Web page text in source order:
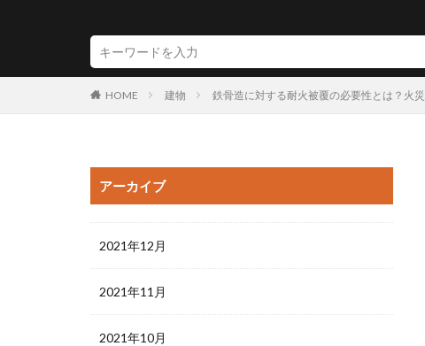
HOME 建物 鉄骨造に対する耐火被覆の必要性とは？火
アーカイブ
2021年12月
2021年11月
2021年10月